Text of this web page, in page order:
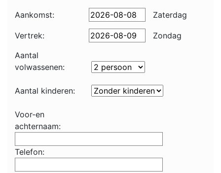
Aankomst: Zaterdag
Vertrek:
Zondag
Aantal
volwassenen:
Aantal kinderen:
Voor-en
achternaam:
Telefon: